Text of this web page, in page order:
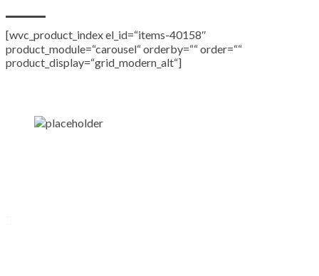
[wvc_product_index el_id=“items-40158″
product_module=“carousel“ orderby=““ order=““
product_display=“grid_modern_alt“]